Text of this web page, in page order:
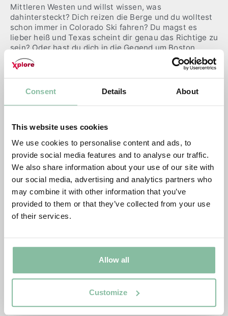
Consent Details About
This website uses cookies
We use cookies to personalise content and ads, to
provide social media features and to analyse our traffic.
We also share information about your use of our site with
our social media, advertising and analytics partners who
may combine it with other information that you’ve
provided to them or that they’ve collected from your use
of their services.
Allow all
Customize
Mittleren Westen und willst wissen, was
dahintersteckt? Dich reizen die Berge und du wolltest
schon immer in Colorado Ski fahren? Du magst es
lieber heiß und Texas scheint dir genau das Richtige zu
sein? Oder hast du dich in die Gegend um Boston
verliebt und die Neuenglandstaaten sind damit ein
Muss? Dann entscheide dich für eine dieser
Zusatzoptionen! Dieser Service kostet eine
Extragebühr, die aber natürlich nur bei erfolgreicher
Regionenwahl
Du hast die Möglichkeit,
dich für eine der
folgenden Regionen zu
entscheiden:
Nordosten (Maine,
Hampshire,
Massachusetts,
Delaware,
Maryland, Virginia)
North Carolina,